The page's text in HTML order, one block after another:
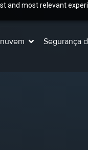
and most relevant
Segurança